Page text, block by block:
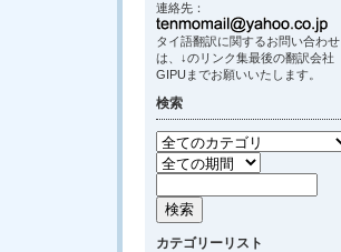
連絡先：
タイ語翻訳に関するお問い合わせ
は、↓のリンク集最後の翻訳会社
GIPUまでお願いいたします。
検索
カテゴリーリスト